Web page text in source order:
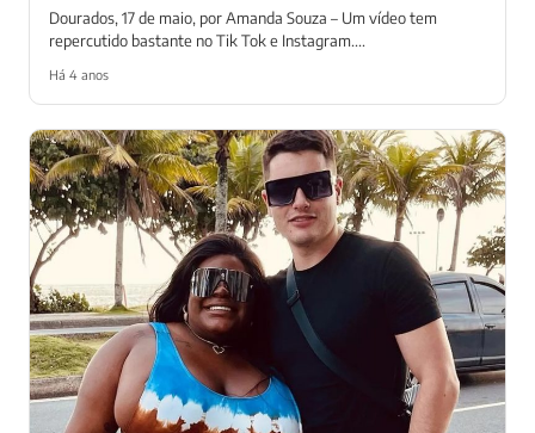
Dourados, 17 de maio, por Amanda Souza – Um vídeo tem
repercutido bastante no Tik Tok e Instagram....
Há 4 anos